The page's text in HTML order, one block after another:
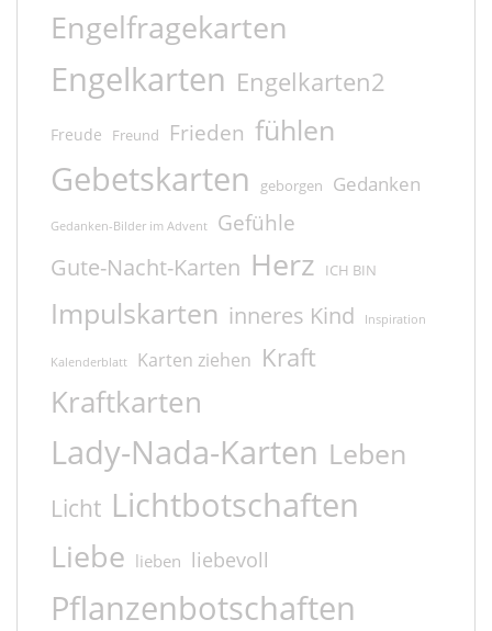
Engelfragekarten
Engelkarten Engelkarten2
Freude Freund Frieden fühlen
Gebetskarten geborgen Gedanken
Gedanken-Bilder im Advent Gefühle
Gute-Nacht-Karten Herz ICH BIN
Impulskarten inneres Kind Inspiration
Kalenderblatt Karten ziehen Kraft
Kraftkarten
Lady-Nada-Karten Leben
Licht Lichtbotschaften
Liebe lieben liebevoll
Pflanzenbotschaften